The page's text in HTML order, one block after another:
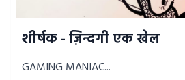
शीर्षक - ज़िन्दगी एक खेल
GAMING MANIAC...